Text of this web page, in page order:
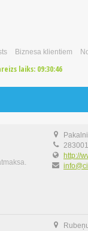
Biznesa klientiem
laiks: 09:30:47
http://